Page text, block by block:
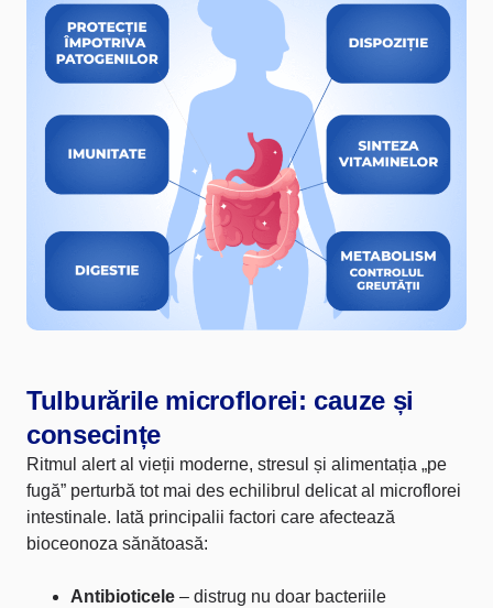
Tulburările microflorei: cauze și
consecințe
Ritmul alert al vieții moderne, stresul și alimentația „pe
fugă” perturbă tot mai des echilibrul delicat al microflorei
intestinale. Iată principalii factori care afectează
bioceonoza sănătoasă:
Antibioticele – distrug nu doar bacteriile